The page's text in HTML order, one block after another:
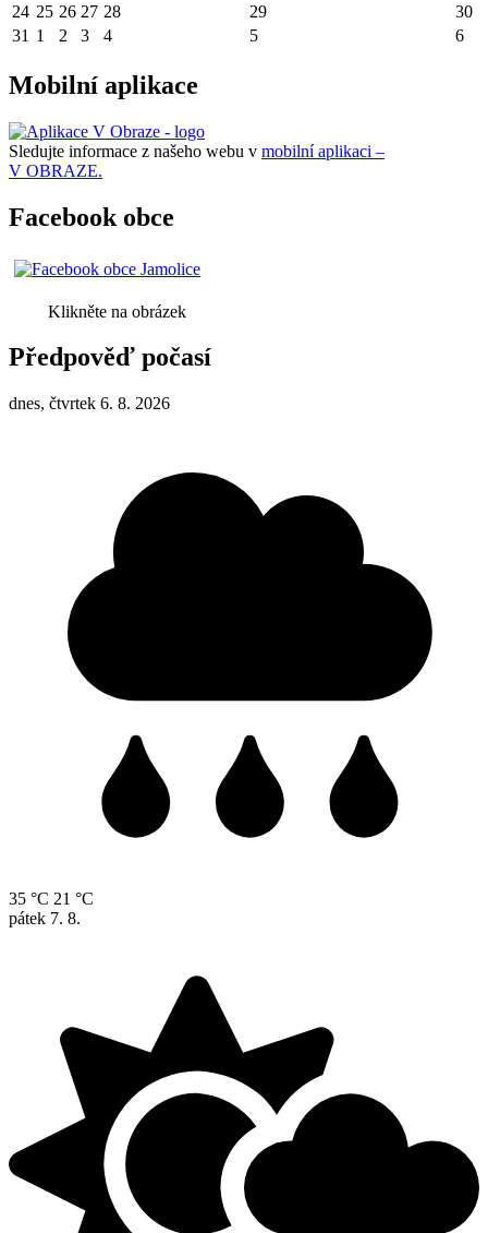
24 25 26 27 28 29
30
31 1 2 3 4 5 6
Mobilní aplikace
Sledujte informace z našeho webu v mobilní aplikaci –
V OBRAZE.
Facebook obce
Klikněte na obrázek
Předpověď počasí
dnes, čtvrtek 6. 8. 2026
35 °C 21 °C
pátek 7. 8.